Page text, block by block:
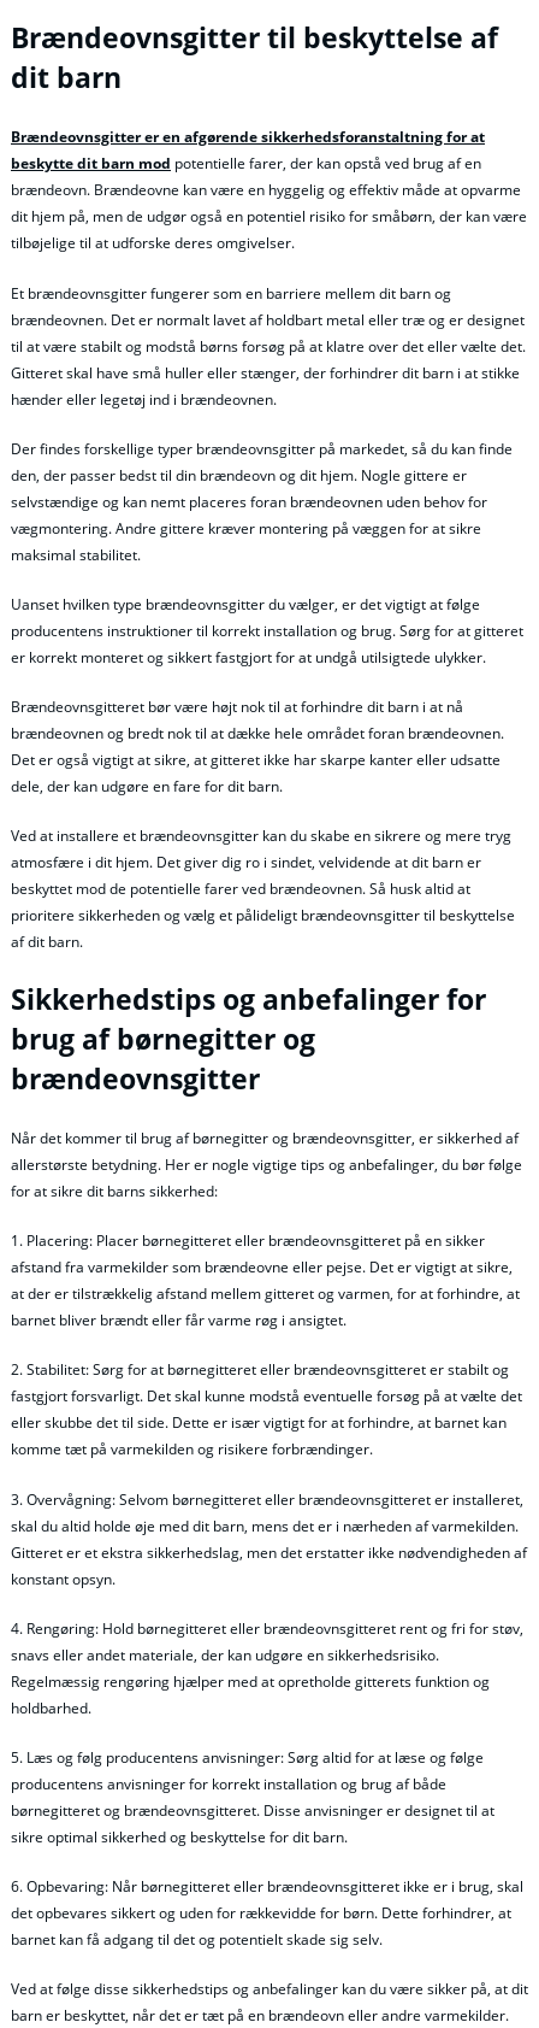
Brændeovnsgitter til beskyttelse af
dit barn
Brændeovnsgitter er en afgørende sikkerhedsforanstaltning for at
beskytte dit barn mod potentielle farer, der kan opstå ved brug af en
brændeovn. Brændeovne kan være en hyggelig og effektiv måde at opvarme
dit hjem på, men de udgør også en potentiel risiko for småbørn, der kan være
tilbøjelige til at udforske deres omgivelser.
Et brændeovnsgitter fungerer som en barriere mellem dit barn og
brændeovnen. Det er normalt lavet af holdbart metal eller træ og er designet
til at være stabilt og modstå børns forsøg på at klatre over det eller vælte det.
Gitteret skal have små huller eller stænger, der forhindrer dit barn i at stikke
hænder eller legetøj ind i brændeovnen.
Der findes forskellige typer brændeovnsgitter på markedet, så du kan finde
den, der passer bedst til din brændeovn og dit hjem. Nogle gittere er
selvstændige og kan nemt placeres foran brændeovnen uden behov for
vægmontering. Andre gittere kræver montering på væggen for at sikre
maksimal stabilitet.
Uanset hvilken type brændeovnsgitter du vælger, er det vigtigt at følge
producentens instruktioner til korrekt installation og brug. Sørg for at gitteret
er korrekt monteret og sikkert fastgjort for at undgå utilsigtede ulykker.
Brændeovnsgitteret bør være højt nok til at forhindre dit barn i at nå
brændeovnen og bredt nok til at dække hele området foran brændeovnen.
Det er også vigtigt at sikre, at gitteret ikke har skarpe kanter eller udsatte
dele, der kan udgøre en fare for dit barn.
Ved at installere et brændeovnsgitter kan du skabe en sikrere og mere tryg
atmosfære i dit hjem. Det giver dig ro i sindet, velvidende at dit barn er
beskyttet mod de potentielle farer ved brændeovnen. Så husk altid at
prioritere sikkerheden og vælg et pålideligt brændeovnsgitter til beskyttelse
af dit barn.
Sikkerhedstips og anbefalinger for
brug af børnegitter og
brændeovnsgitter
Når det kommer til brug af børnegitter og brændeovnsgitter, er sikkerhed af
allerstørste betydning. Her er nogle vigtige tips og anbefalinger, du bør følge
for at sikre dit barns sikkerhed:
1. Placering: Placer børnegitteret eller brændeovnsgitteret på en sikker
afstand fra varmekilder som brændeovne eller pejse. Det er vigtigt at sikre,
at der er tilstrækkelig afstand mellem gitteret og varmen, for at forhindre, at
barnet bliver brændt eller får varme røg i ansigtet.
2. Stabilitet: Sørg for at børnegitteret eller brændeovnsgitteret er stabilt og
fastgjort forsvarligt. Det skal kunne modstå eventuelle forsøg på at vælte det
eller skubbe det til side. Dette er især vigtigt for at forhindre, at barnet kan
komme tæt på varmekilden og risikere forbrændinger.
3. Overvågning: Selvom børnegitteret eller brændeovnsgitteret er installeret,
skal du altid holde øje med dit barn, mens det er i nærheden af varmekilden.
Gitteret er et ekstra sikkerhedslag, men det erstatter ikke nødvendigheden af
konstant opsyn.
4. Rengøring: Hold børnegitteret eller brændeovnsgitteret rent og fri for støv,
snavs eller andet materiale, der kan udgøre en sikkerhedsrisiko.
Regelmæssig rengøring hjælper med at opretholde gitterets funktion og
holdbarhed.
5. Læs og følg producentens anvisninger: Sørg altid for at læse og følge
producentens anvisninger for korrekt installation og brug af både
børnegitteret og brændeovnsgitteret. Disse anvisninger er designet til at
sikre optimal sikkerhed og beskyttelse for dit barn.
6. Opbevaring: Når børnegitteret eller brændeovnsgitteret ikke er i brug, skal
det opbevares sikkert og uden for rækkevidde for børn. Dette forhindrer, at
barnet kan få adgang til det og potentielt skade sig selv.
Ved at følge disse sikkerhedstips og anbefalinger kan du være sikker på, at dit
barn er beskyttet, når det er tæt på en brændeovn eller andre varmekilder.